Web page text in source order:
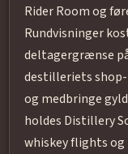
Rider Room og
Rundvisninger
deltagergrænse
destilleriets
og medbringe
holdes Distillery
whiskey flights og